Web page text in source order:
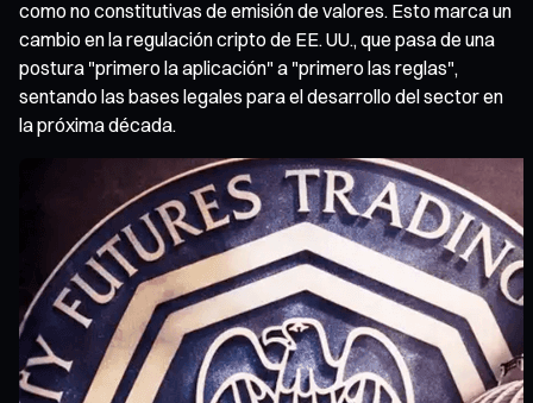
como no constitutivas de emisión de valores. Esto marca un
cambio en la regulación cripto de EE. UU., que pasa de una
postura "primero la aplicación" a "primero las reglas",
sentando las bases legales para el desarrollo del sector en
la próxima década.